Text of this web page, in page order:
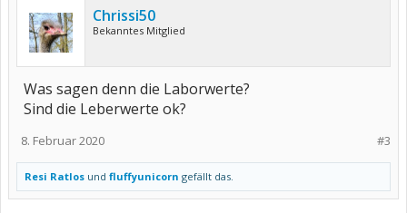
Chrissi50
Bekanntes Mitglied
Was sagen denn die Laborwerte?
Sind die Leberwerte ok?
#3
8. Februar 2020
Resi Ratlos und fluffyunicorn gefällt das.